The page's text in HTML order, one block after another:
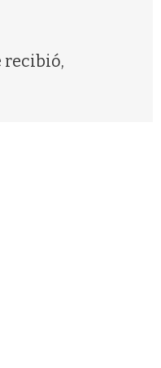
recibió,